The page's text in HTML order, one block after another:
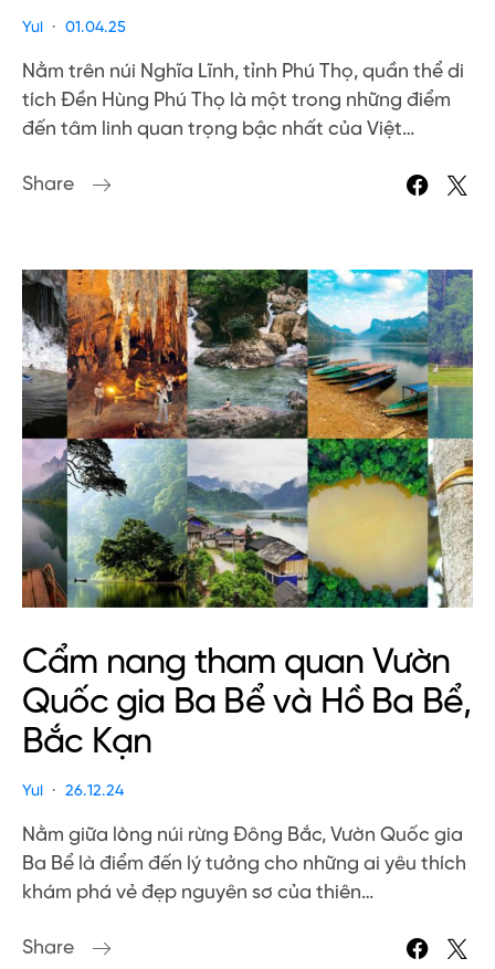
Yui 01.04.25
Nằm trên núi Nghĩa Lĩnh, tỉnh Phú Thọ, quần thể di
tích Đền Hùng Phú Thọ là một trong những điểm
đến tâm linh quan trọng bậc nhất của Việt…
Share
Cẩm nang tham quan Vườn
Quốc gia Ba Bể và Hồ Ba Bể,
Bắc Kạn
Yui 26.12.24
Nằm giữa lòng núi rừng Đông Bắc, Vườn Quốc gia
Ba Bể là điểm đến lý tưởng cho những ai yêu thích
khám phá vẻ đẹp nguyên sơ của thiên…
Share